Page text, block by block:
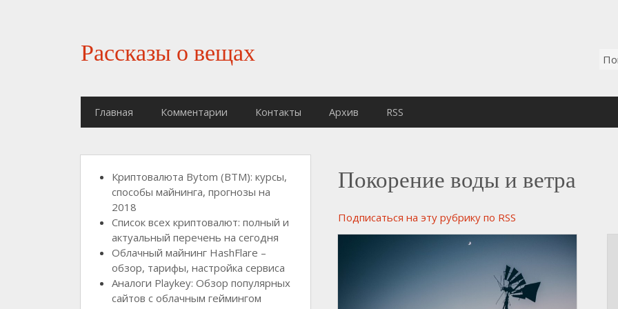
Рассказы о вещах
Главная Комментарии Контакты Архив RSS
Покорение воды и ветра
Подписаться на эту рубрику по RSS
Криптовалюта Bytom (BTM): курсы,
способы майнинга, прогнозы на
2018
Список всех криптовалют: полный и
актуальный перечень на сегодня
Облачный майнинг HashFlare –
обзор, тарифы, настройка сервиса
Аналоги Playkey: Обзор популярных
сайтов с облачным геймингом